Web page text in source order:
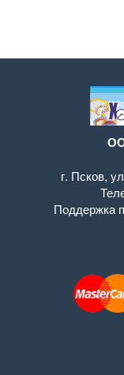
г. Псков,
Поддержка